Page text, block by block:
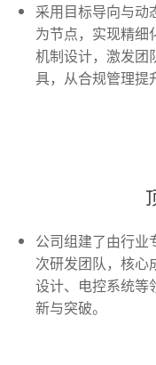
采用目标导向与
为节点，实现精细
机制设计，激发团
具，从合规管理提
公司组建了由行业
次研发团队，核
设计、电控系统等
新与突破。